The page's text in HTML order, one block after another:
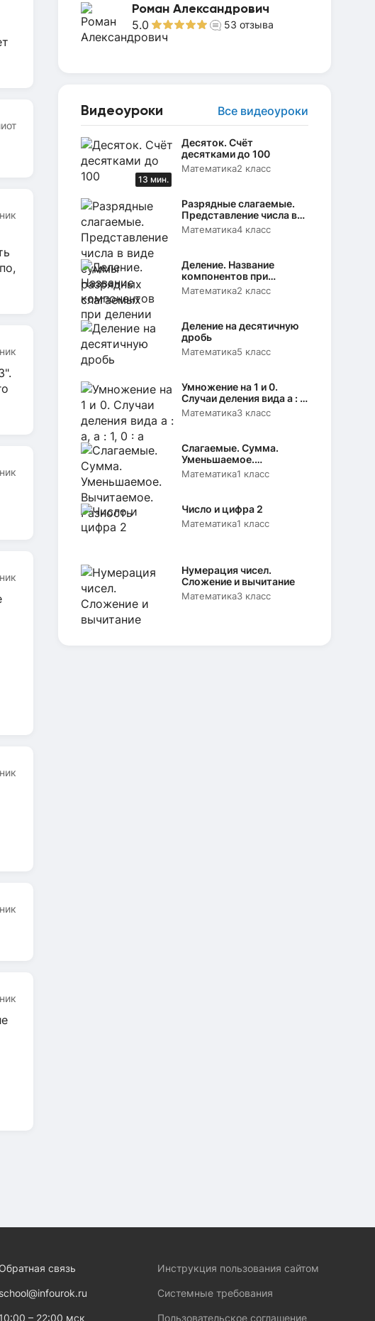
Роман Александрович
5.0 53 отзыва
Видеоуроки Все видеоуроки
13 мин.
Десяток. Счёт
десятками до 100
Математика2 класс
Разрядные слагаемые.
Представление числа в
виде суммы разрядных
Математика4 класс
Деление. Название
компонентов при
делении
Математика2 класс
Деление на десятичную
дробь
Математика5 класс
Умножение на 1 и 0.
Случаи деления вида а : а,
а : 1, 0 : а
Математика3 класс
Слагаемые. Сумма.
Уменьшаемое.
Вычитаемое. Разность
Математика1 класс
Число и цифра 2
Математика1 класс
Нумерация чисел.
Сложение и вычитание
Математика3 класс
Обратная связь
school@infourok.ru
10:00 – 22:00 мск
Инструкция пользования сайтом
Системные требования
Пользовательское соглашение